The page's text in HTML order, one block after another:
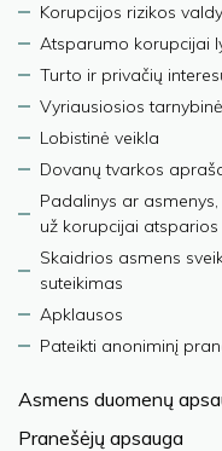
Korupcijos rizikos
Atsparumo korupcijai
Turto ir privačių
Vyriausiosios
Lobistinė veikla
Dovanų tvarkos
Padalinys ar
už korupcijai
Skaidrios asmens
suteikimas
Apklausos
Pateikti anoniminį
Asmens duomenų
Pranešėjų apsauga